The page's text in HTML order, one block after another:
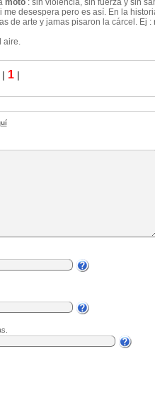
moto: sin violencia, sin fuerza y sin
desespera pero es así. En la
de arte y jamas pisaron la cárcel. Ej :
aire.
1